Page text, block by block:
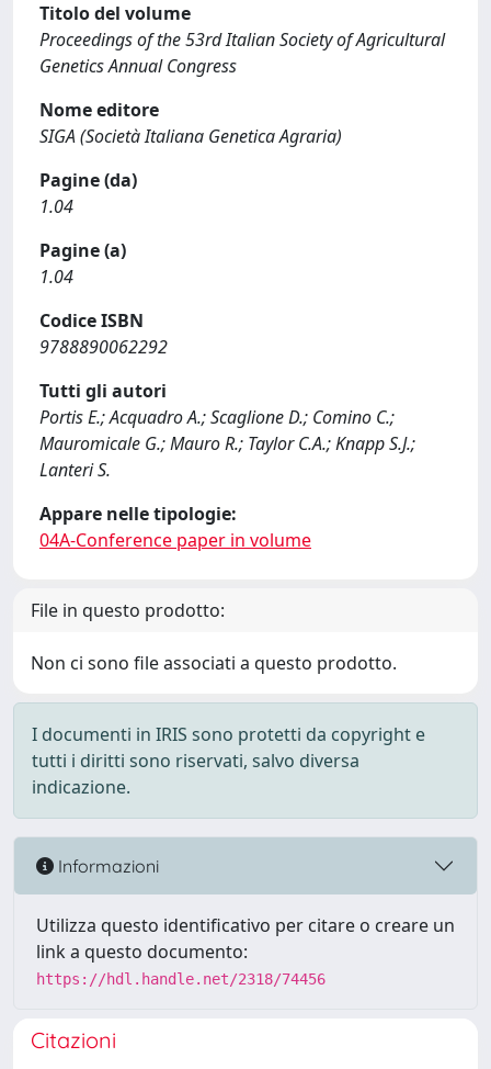
Titolo del volume
Proceedings of the 53rd Italian Society of Agricultural
Genetics Annual Congress
Nome editore
SIGA (Società Italiana Genetica Agraria)
Pagine (da)
1.04
Pagine (a)
1.04
Codice ISBN
9788890062292
Tutti gli autori
Portis E.; Acquadro A.; Scaglione D.; Comino C.;
Mauromicale G.; Mauro R.; Taylor C.A.; Knapp S.J.;
Lanteri S.
Appare nelle tipologie:
04A-Conference paper in volume
File in questo prodotto:
Non ci sono file associati a questo prodotto.
I documenti in IRIS sono protetti da copyright e
tutti i diritti sono riservati, salvo diversa
indicazione.
Informazioni
Utilizza questo identificativo per citare o creare un
link a questo documento:
https://hdl.handle.net/2318/74456
Citazioni